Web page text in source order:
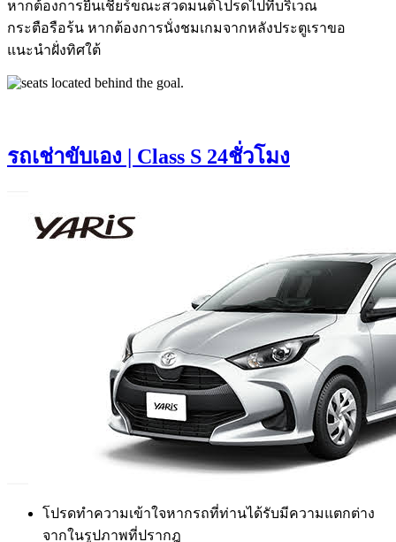
หากต้องการยืนเชียร์ขณะสวดมนต์โปรดไปที่บริเวณ
กระตือรือร้น หากต้องการนั่งชมเกมจากหลังประตูเราขอ
แนะนำฝั่งทิศใต้
รถเช่าขับเอง | Class S 24ชั่วโมง
โปรดทำความเข้าใจหากรถที่ท่านได้รับมีความแตกต่าง
จากในรูปภาพที่ปรากฎ